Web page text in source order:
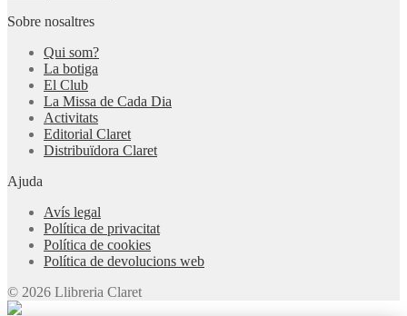
Sobre nosaltres
Qui som?
La botiga
El Club
La Missa de Cada Dia
Activitats
Editorial Claret
Distribuïdora Claret
Ajuda
Avís legal
Política de privacitat
Política de cookies
Política de devolucions web
© 2026 Llibreria Claret